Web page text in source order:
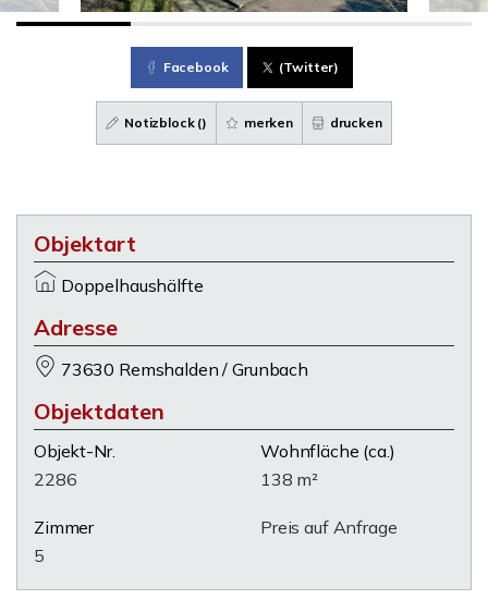
Facebook (Twitter)
Notizblock () merken drucken
Objektart
Doppelhaushälfte
Adresse
73630 Remshalden / Grunbach
Objektdaten
Objekt-Nr.
2286
Wohnfläche (ca.)
138 m²
Zimmer
5
Preis auf Anfrage